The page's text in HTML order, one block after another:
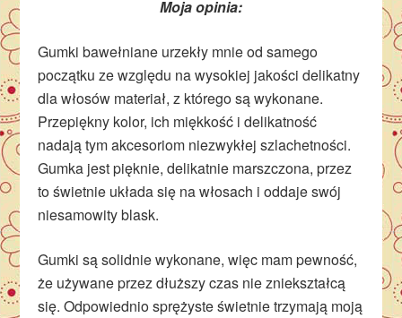
Moja opinia:
Gumki bawełniane urzekły mnie od samego
początku ze względu na wysokiej jakości delikatny
dla włosów materiał, z którego są wykonane.
Przepiękny kolor, ich miękkość i delikatność
nadają tym akcesoriom niezwykłej szlachetności.
Gumka jest pięknie, delikatnie marszczona, przez
to świetnie układa się na włosach i oddaje swój
niesamowity blask.
Gumki są solidnie wykonane, więc mam pewność,
że używane przez dłuższy czas nie zniekształcą
się. Odpowiednio sprężyste świetnie trzymają moją